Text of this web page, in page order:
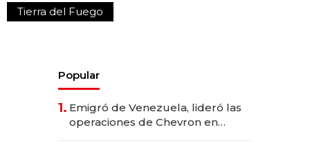
Tierra del Fuego
Popular
1. Emigró de Venezuela, lideró las
operaciones de Chevron en